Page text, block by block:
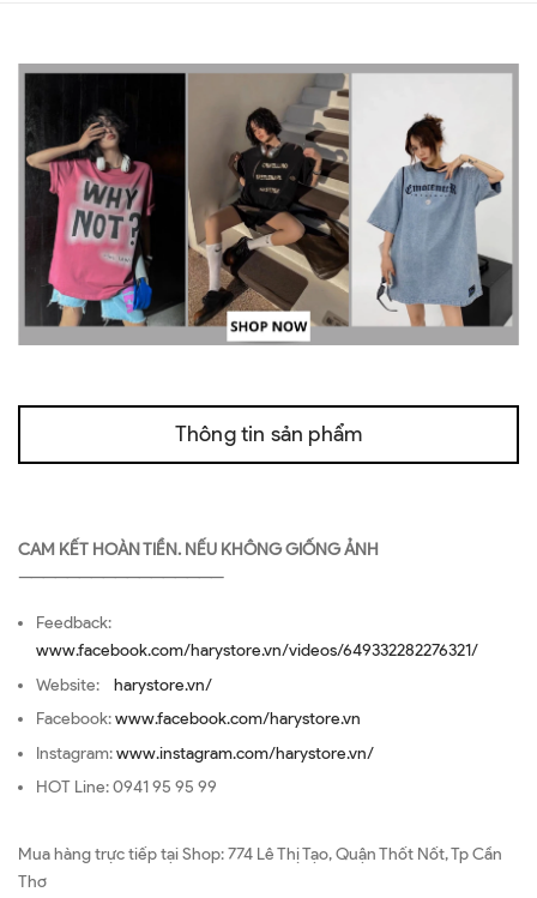
Thông tin sản phẩm
CAM KẾT HOÀN TIỀN. NẾU KHÔNG GIỐNG ẢNH
—————————————————
Feedback:
www.facebook.com/harystore.vn/videos/649332282276321/
Website: harystore.vn/
Facebook:www.facebook.com/harystore.vn
Instagram:www.instagram.com/harystore.vn/
HOT Line: 0941 95 95 99
Mua hàng trực tiếp tại Shop: 774 Lê Thị Tạo, Quận Thốt Nốt, Tp Cần
Thơ